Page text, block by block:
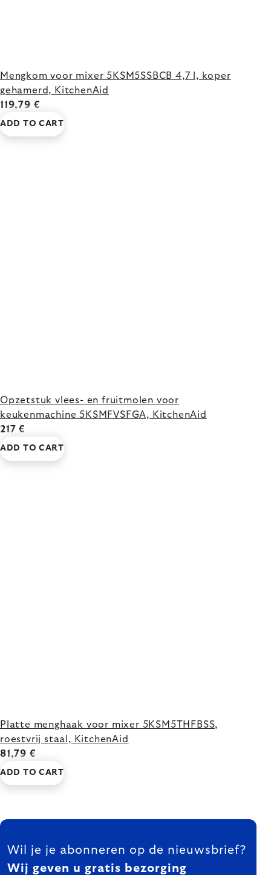
Mengkom voor mixer 5KSM5SSBCB 4,7 l, koper
gehamerd, KitchenAid
119,79 €
ADD TO CART
Opzetstuk vlees- en fruitmolen voor
keukenmachine 5KSMFVSFGA, KitchenAid
217 €
ADD TO CART
Platte menghaak voor mixer 5KSM5THFBSS,
roestvrij staal, KitchenAid
81,79 €
ADD TO CART
FOOTER
Wil je je abonneren op de nieuwsbrief?
Wij geven u gratis bezorging